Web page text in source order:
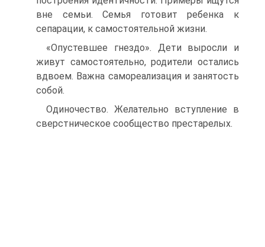
вне семьи. Семья готовит ребенка к
сепарации, к самостоятельной жизни.
«Опустевшее гнездо». Дети выросли и
живут самостоятельно, родители остались
вдвоем. Важна самореализация и занятость
собой.
Одиночество. Желательно вступление в
сверстническое сообщество престарелых.